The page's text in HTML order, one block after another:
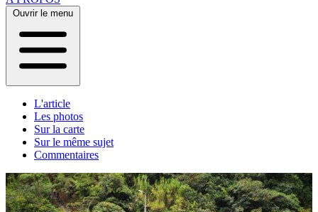
Ouvrir le menu
L'article
Les photos
Sur la carte
Sur le même sujet
Commentaires